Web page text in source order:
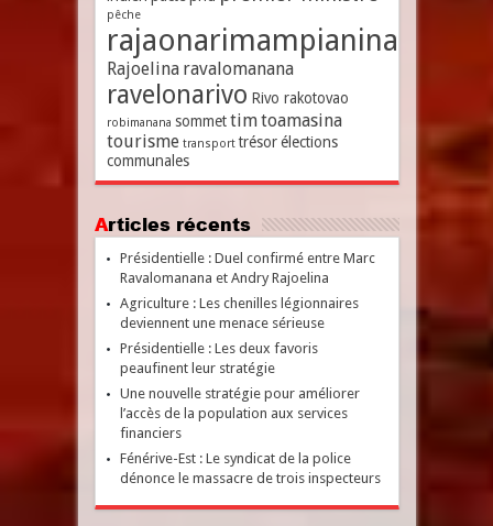
pêche
rajaonarimampianina
Rajoelina ravalomanana
ravelonarivo Rivo rakotovao
robimanana sommet timtoamasina
tourisme transport trésor élections
communales
Articles récents
Présidentielle : Duel confirmé entre Marc
Ravalomanana et Andry Rajoelina
Agriculture : Les chenilles légionnaires
deviennent une menace sérieuse
Présidentielle : Les deux favoris
peaufinent leur stratégie
Une nouvelle stratégie pour améliorer
l’accès de la population aux services
financiers
Fénérive-Est : Le syndicat de la police
dénonce le massacre de trois inspecteurs